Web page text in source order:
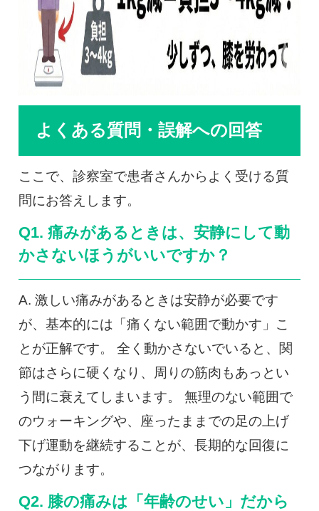
よくある質問・誤解への回答
ここで、診察室で患者さんからよく受ける質
問にお答えします。
Q1. 痛みがあるときは、安静にして動
かさないほうがいいですか？
A. 激しい痛みがあるときは安静が必要です
が、基本的には「痛くない範囲で動かす」こ
とが正解です。 全く動かさないでいると、関
節はさらに硬くなり、周りの筋肉もあっとい
う間に衰えてしまいます。 無理のない範囲で
のウォーキングや、座ったままでの足の上げ
下げ運動を継続することが、長期的な回復に
つながります。
Q2. 膝の痛みは「年齢のせい」だから